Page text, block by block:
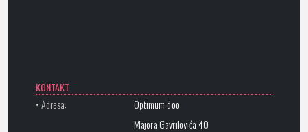
KONTAKT
• Adresa:
Optimum doo
Majora Gavrilovića 40